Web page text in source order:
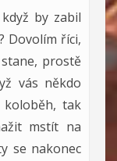
by zabil
Dovolím říci,
prostě
vás někdo
koloběh, tak
mstít na
se nakonec